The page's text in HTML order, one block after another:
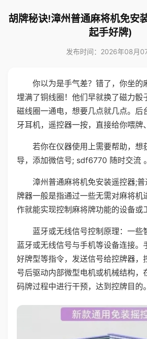
胡牌秘诀!漳州普通麻将机免安
起手好牌)
发布时间：2026年08月
你以为是手气差？错了，你坐的
埋满了铜线圈！他们早就换了磁力骰
磁线圈一通电，想要几点就几点。后
牙耳机，遥控器一按，直接给你喂牌
若你在仪器使用上需要帮助，想
导，添加微信号; sdf6770 随时交流 。
漳州普通麻将机免安装遥控器;
牌器一般是指通过一些无需对麻将机
作就能实现控制麻将牌功能的设备或
蓝牙或无线信号控制原理：一些
蓝牙或无线信号与手机等设备连接。
好牌型等指令，发送信号给控牌器，
号后驱动内部微型电机或机械结构，
码牌过程中进行干预，达到控牌目的。